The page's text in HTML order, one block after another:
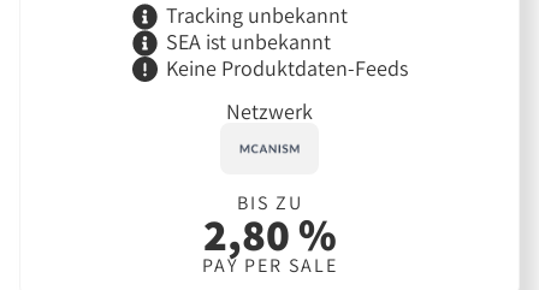
Tracking unbekannt
SEA ist unbekannt
Keine Produktdaten-Feeds
Netzwerk
BIS ZU
2,80 %
PAY PER SALE